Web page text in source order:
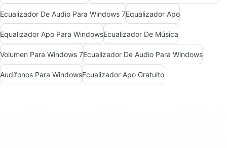
Ecualizador De Audio Para Windows 7Equalizador Apo
Equalizador Apo Para WindowsEcualizador De Música
Volumen Para Windows 7Ecualizador De Audio Para Windows
Audífonos Para WindowsEcualizador Apo Gratuito